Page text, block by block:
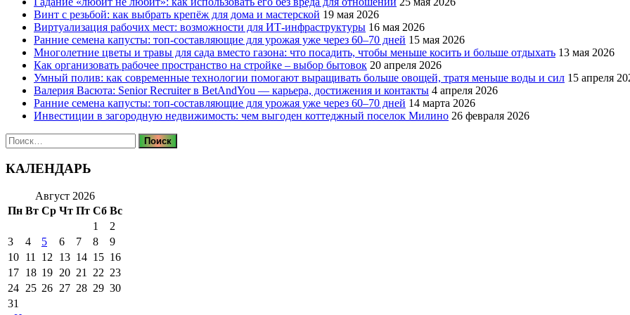
Винт с резьбой: как выбрать крепёж для дома и мастерской 19 мая 2026
Виртуализация рабочих мест: возможности для ИТ-инфраструктуры 16 мая 2026
Ранние семена капусты: топ‑составляющие для урожая уже через 60–70 дней 15 мая 2026
Многолетние цветы и травы для сада вместо газона: что посадить, чтобы меньше косить и больше отдыхать 13 мая 2026
Как организовать рабочее пространство на стройке – выбор бытовок 20 апреля 2026
Умный полив: как современные технологии помогают выращивать больше овощей, тратя меньше воды и сил 15 апреля
Валерия Васюта: Senior Recruiter в BetAndYou — карьера, достижения и контакты 4 апреля 2026
Ранние семена капусты: топ‑составляющие для урожая уже через 60–70 дней 14 марта 2026
Инвестиции в загородную недвижимость: чем выгоден коттеджный поселок Милино 26 февраля 2026
Найти:
КАЛЕНДАРЬ
Август 2026
Пн Вт Ср Чт Пт Сб Вс
1
2
3
4 5 6 7 8
9
10 11 12 13 14 15 16
17 18 19 20 21 22 23
24 25 26 27 28 29 30
31